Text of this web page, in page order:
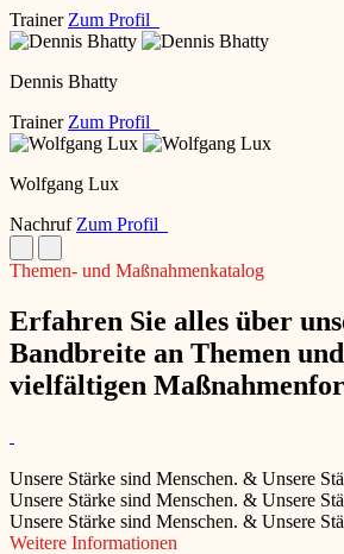
Trainer Zum Profil
Dennis Bhatty
Trainer Zum Profil
Wolfgang Lux
Nachruf Zum Profil
Themen- und Maßnahmenkatalog
Erfahren Sie alles über
Bandbreite an Themen
vielfältigen
Unsere Stärke sind Menschen. & Unsere
Unsere Stärke sind Menschen. & Unsere
Unsere Stärke sind Menschen. & Unsere
Weitere Informationen